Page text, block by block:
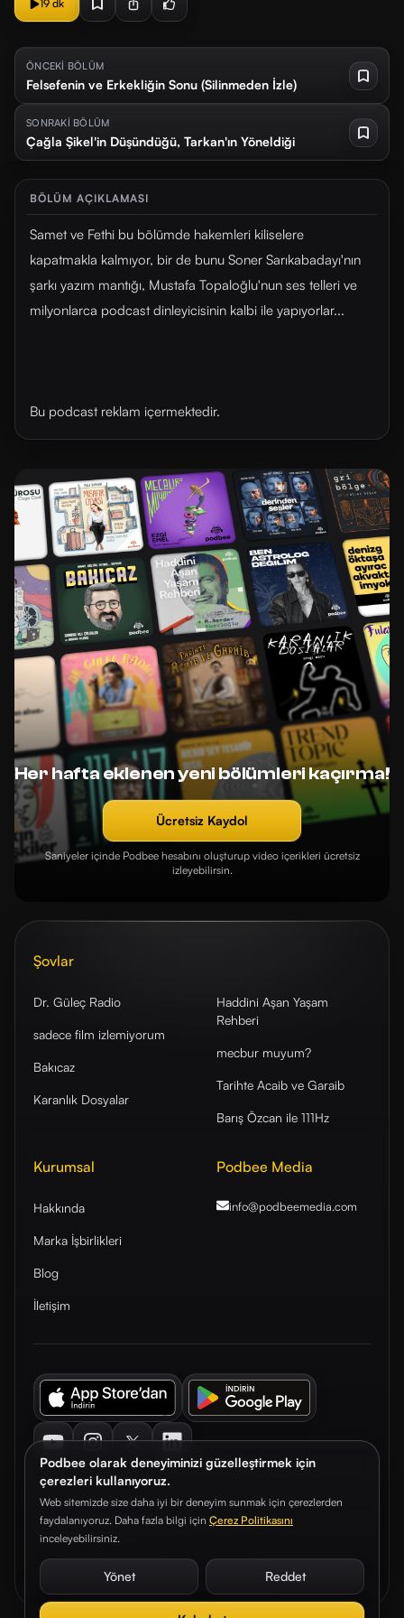
Podbee olarak deneyiminizi güzelleştirmek için
çerezleri kullanıyoruz.
Web sitemizde size daha iyi bir deneyim sunmak için çerezlerden
faydalanıyoruz. Daha fazla bilgi için Çerez Politikasını
inceleyebilirsiniz.
Yönet Reddet
19 dk
ÖNCEKİ BÖLÜM
Felsefenin ve Erkekliğin Sonu (Silinmeden İzle)
SONRAKİ BÖLÜM
Çağla Şikel'in Düşündüğü, Tarkan'ın Yöneldiği
BÖLÜM AÇIKLAMASI
Samet ve Fethi bu bölümde hakemleri kiliselere
kapatmakla kalmıyor, bir de bunu Soner Sarıkabadayı'nın
şarkı yazım mantığı, Mustafa Topaloğlu'nun ses telleri ve
milyonlarca podcast dinleyicisinin kalbi ile yapıyorlar...
Bu podcast reklam içermektedir.
Her hafta eklenen yeni bölümleri kaçırma!
Ücretsiz Kaydol
Saniyeler içinde Podbee hesabını oluşturup video içerikleri ücretsiz
izleyebilirsin.
Şovlar
Dr. Güleç Radio
sadece film izlemiyorum
Bakıcaz
Karanlık Dosyalar
Haddini Aşan Yaşam
Rehberi
mecbur muyum?
Tarihte Acaib ve Garaib
Barış Özcan ile 111Hz
Kurumsal
Hakkında
Marka İşbirlikleri
Blog
İletişim
Podbee Media
info@podbeemedia.com
© 2026. Podbee Media. Tüm hakları saklıdır.
Çerez TercihleriAydınlatma Metni Gizlilik Sözleşmesi